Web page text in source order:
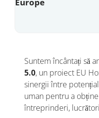
Europe
Suntem încântați să
5.0, un proiect EU
sinergii între
uman pentru a
întreprinderi,